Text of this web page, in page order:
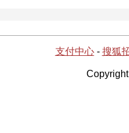
支付中心- 搜狐